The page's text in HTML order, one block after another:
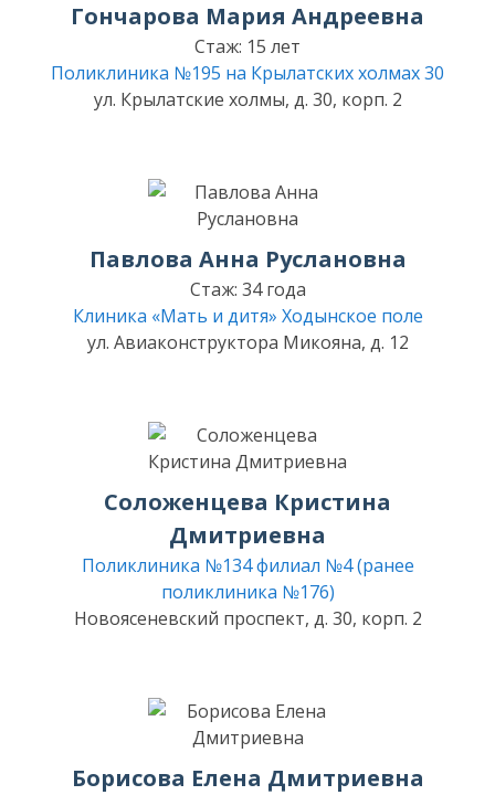
Гончарова Мария Андреевна
Стаж: 15 лет
Поликлиника №195 на Крылатских холмах 30
ул. Крылатские холмы, д. 30, корп. 2
Павлова Анна Руслановна
Стаж: 34 года
Клиника «Мать и дитя» Ходынское поле
ул. Авиаконструктора Микояна, д. 12
Соложенцева Кристина
Дмитриевна
Поликлиника №134 филиал №4 (ранее
поликлиника №176)
Новоясеневский проспект, д. 30, корп. 2
Борисова Елена Дмитриевна